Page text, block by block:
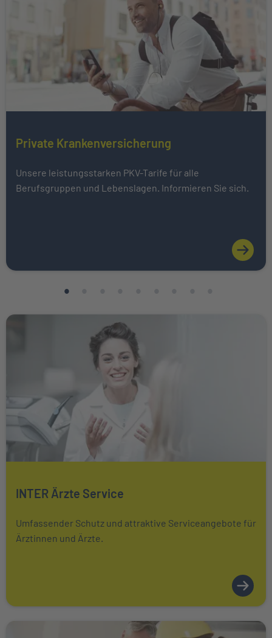
Private Krankenversicherung
Unsere leistungsstarken PKV-Tarife für alle
Berufsgruppen und Lebenslagen. Informieren Sie sich.
Weiter zu INTER Ärzte Service
INTER Ärzte Service
Umfassender Schutz und attraktive Serviceangebote für
Ärztinnen und Ärzte.
Weiter zu INTER Handwerker Service